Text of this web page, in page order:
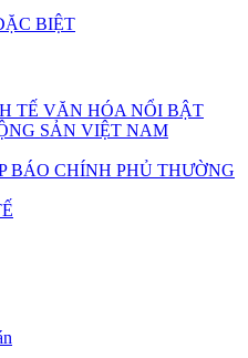
BIỆT
TẾ VĂN HÓA NỔI BẬT
SẢN VIỆT NAM
BÁO CHÍNH PHỦ THƯỜNG